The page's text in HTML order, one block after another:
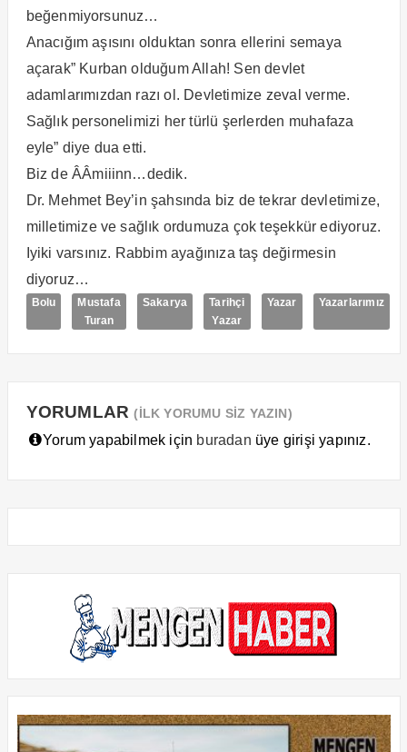
beğenmiyorsunuz…
Anacığım aşısını olduktan sonra ellerini semaya
açarak” Kurban olduğum Allah! Sen devlet
adamlarımızdan razı ol. Devletimize zeval verme.
Sağlık personelimizi her türlü şerlerden muhafaza
eyle” diye dua etti.
Biz de ÂÂmiiinn…dedik.
Dr. Mehmet Bey’in şahsında biz de tekrar devletimize,
milletimize ve sağlık ordumuza çok teşekkür ediyoruz.
Iyiki varsınız. Rabbim ayağınıza taş değirmesin
diyoruz…
Bolu
Mustafa
Turan
Sakarya
Tarihçi
Yazar
Yazar Yazarlarımız
YORUMLAR(İLK YORUMU SİZ YAZIN)
Yorum yapabilmek için buradan üye girişi yapınız.